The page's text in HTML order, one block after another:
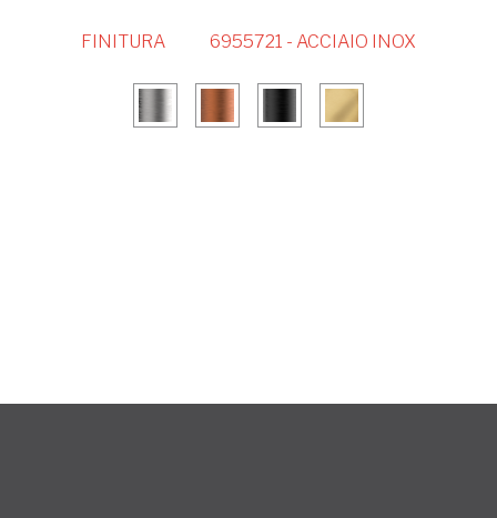
FINITURA 6955721 - ACCIAIO INOX